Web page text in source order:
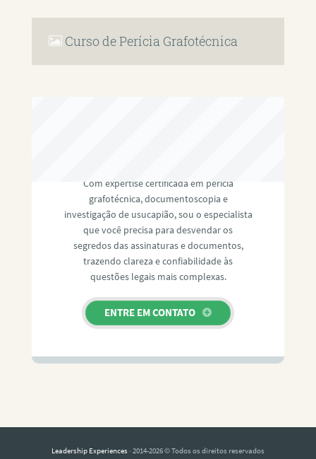
Curso de Perícia Grafotécnica
Com expertise certificada em perícia
grafotécnica, documentoscopia e
investigação de usucapião, sou o especialista
que você precisa para desvendar os
segredos das assinaturas e documentos,
trazendo clareza e confiabilidade às
questões legais mais complexas.
ENTRE EM CONTATO
Leadership Experiences · 2014-2026 © Todos os direitos reservados